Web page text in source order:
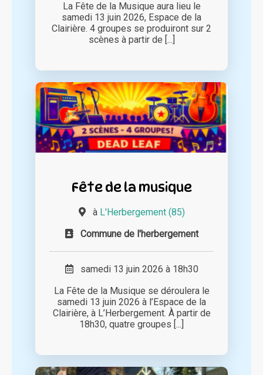
La Fête de la Musique aura lieu le
samedi 13 juin 2026, Espace de la
Clairière. 4 groupes se produiront sur 2
scènes à partir de [...]
Fête de la musique
à L'Herbergement (85)
Commune de l'herbergement
samedi 13 juin 2026 à 18h30
La Fête de la Musique se déroulera le
samedi 13 juin 2026 à l’Espace de la
Clairière, à L’Herbergement. À partir de
18h30, quatre groupes [...]